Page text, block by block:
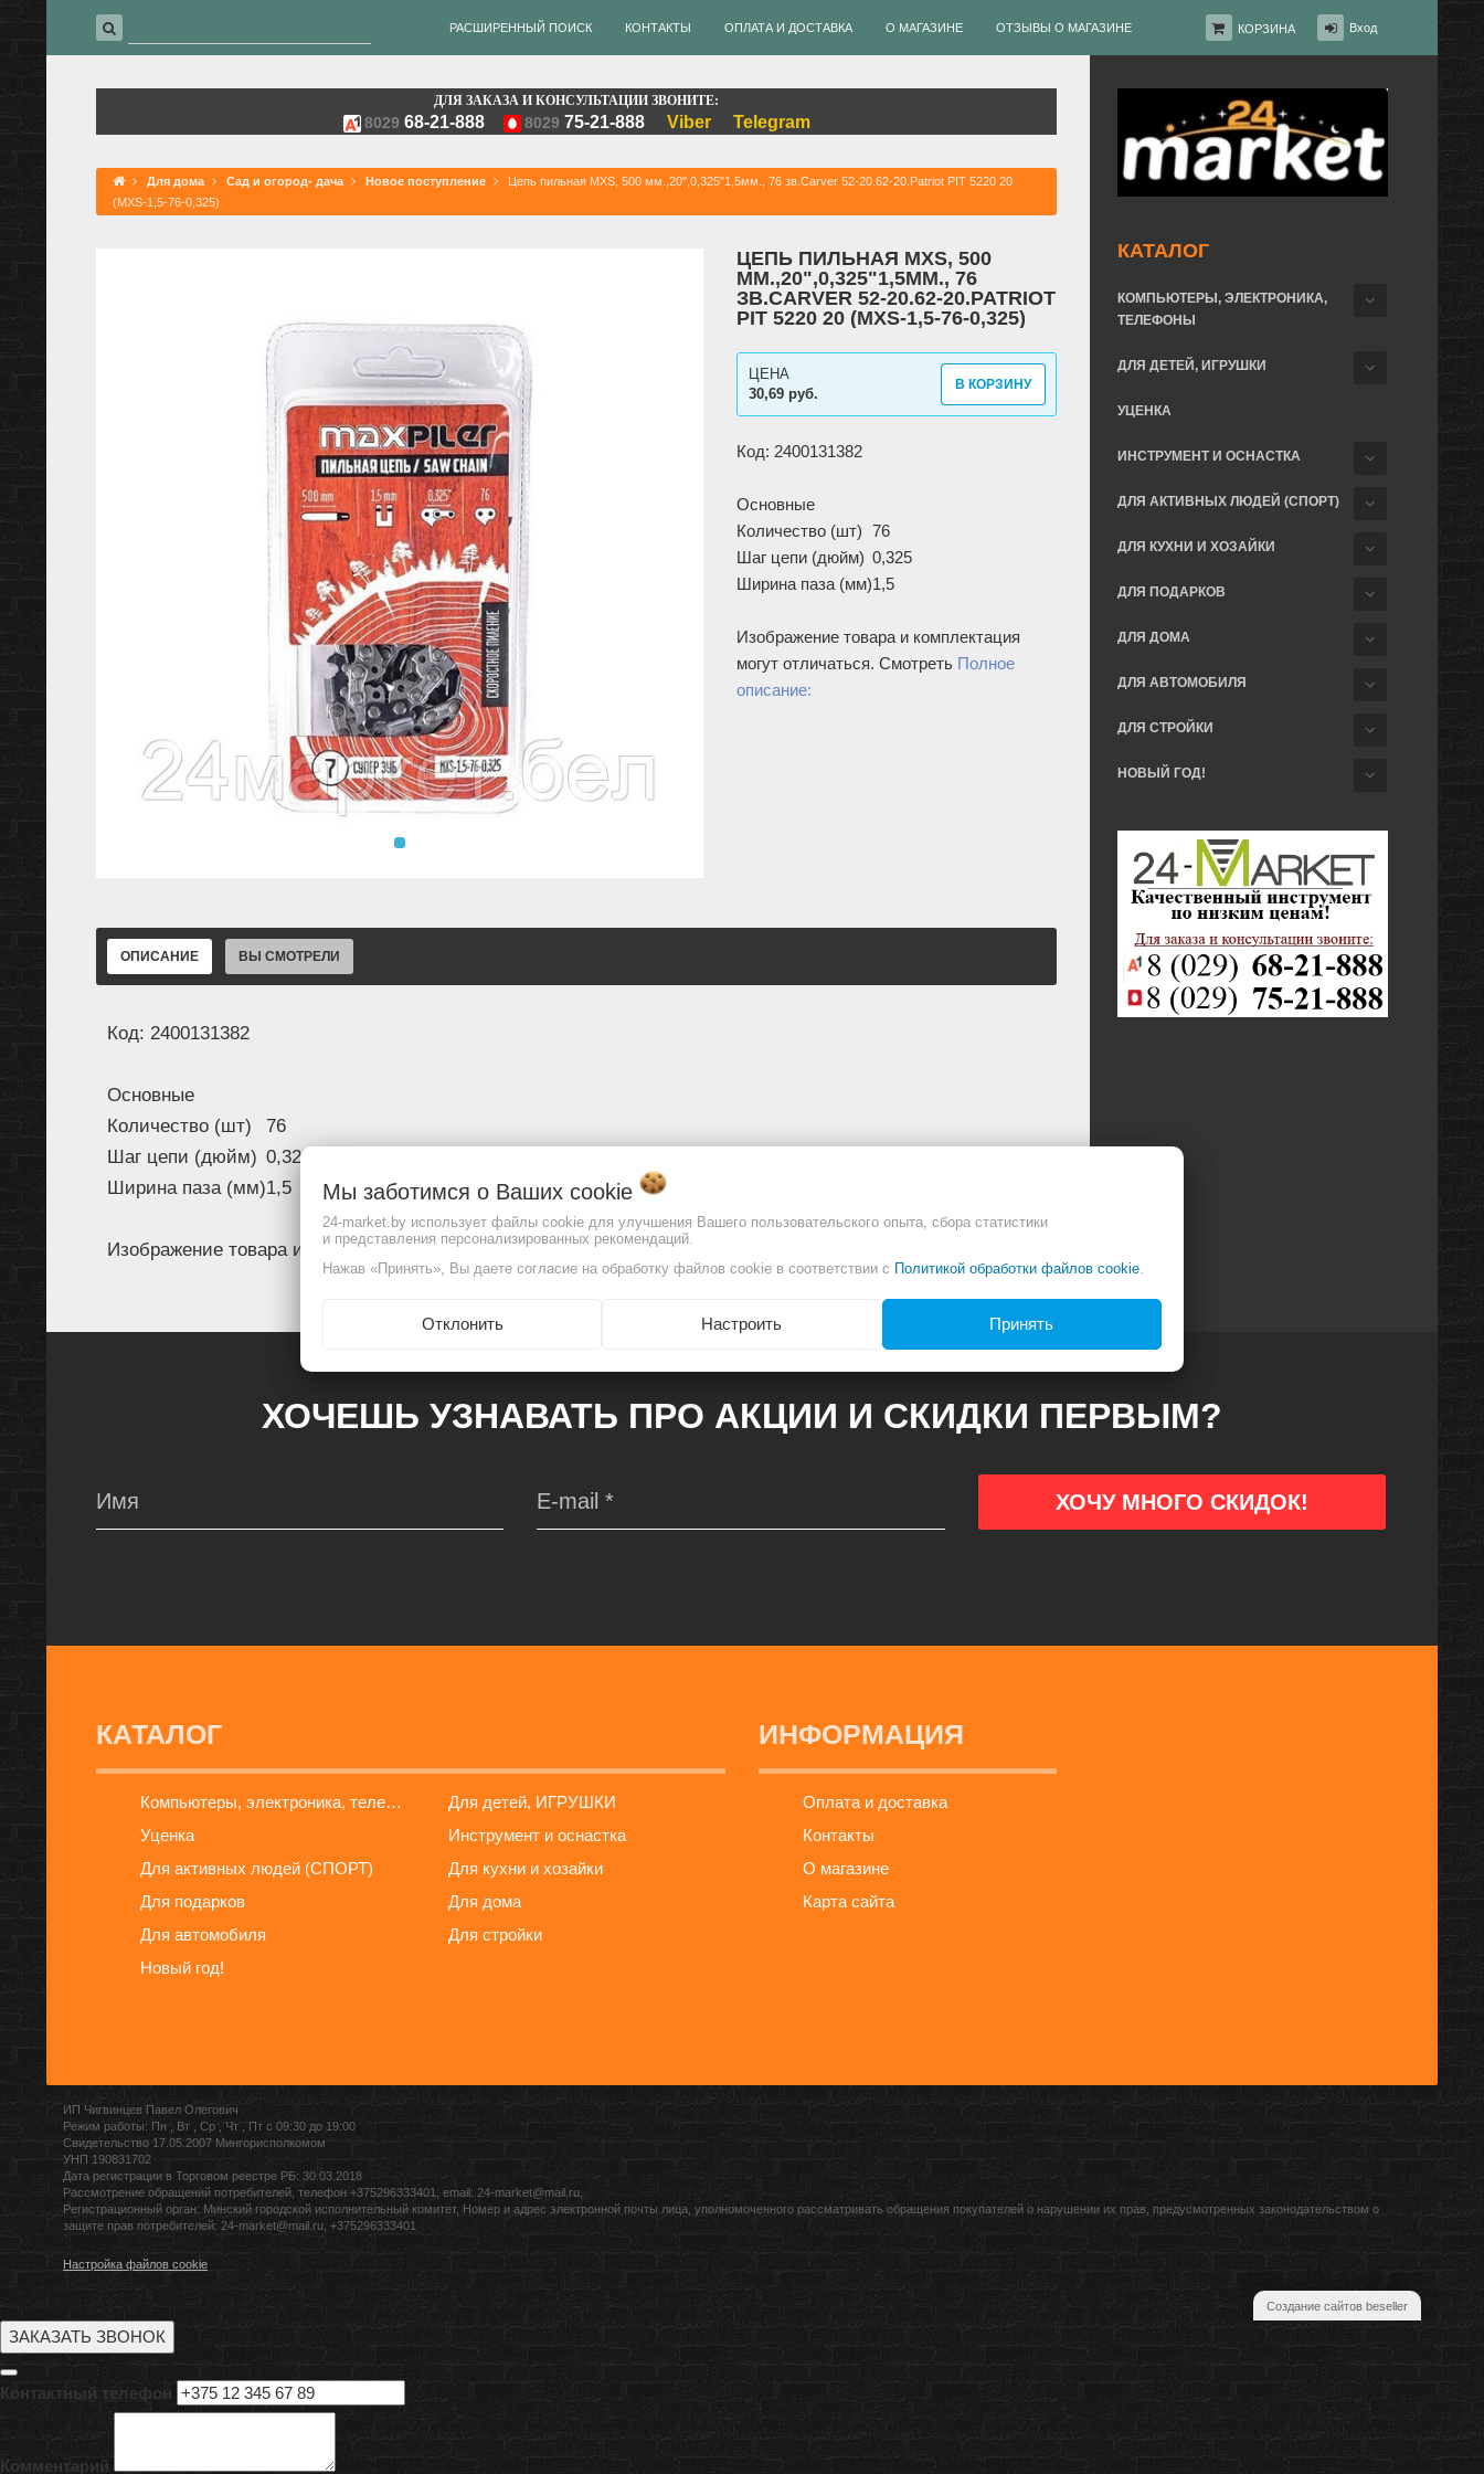
КОРЗИНА Вход
РАСШИРЕННЫЙ ПОИСК КОНТАКТЫ ОПЛАТА И ДОСТАВКА О МАГАЗИНЕ ОТЗЫВЫ О МАГАЗИНЕ
КАТАЛОГ
КОМПЬЮТЕРЫ, ЭЛЕКТРОНИКА,
ТЕЛЕФОНЫ
ДЛЯ ДЕТЕЙ, ИГРУШКИ
УЦЕНКА
ИНСТРУМЕНТ И ОСНАСТКА
ДЛЯ АКТИВНЫХ ЛЮДЕЙ (СПОРТ)
ДЛЯ КУХНИ И ХОЗАЙКИ
ДЛЯ ПОДАРКОВ
ДЛЯ ДОМА
ДЛЯ АВТОМОБИЛЯ
ДЛЯ СТРОЙКИ
НОВЫЙ ГОД!
ДЛЯ ЗАКАЗА И КОНСУЛЬТАЦИИ ЗВОНИТЕ:
8029 68-21-888 8029 75-21-888 Viber Telegram
Для дома Сад и огород- дача Новое поступление
Цепь пильная MXS, 500 мм.,20",0,325"1,5мм., 76 зв.Carver 52-20.62-20.Patriot PIT 5220 20
(MXS-1,5-76-0,325)
ЦЕПЬ ПИЛЬНАЯ MXS, 500
ММ.,20",0,325"1,5ММ., 76
ЗВ.CARVER 52-20.62-20.PATRIOT
PIT 5220 20 (MXS-1,5-76-0,325)
30,69 руб.
ЦЕНА
В КОРЗИНУ
Код: 2400131382
Основные
Количество (шт) 76
Шаг цепи (дюйм) 0,325
Ширина паза (мм)1,5
Изображение товара и комплектация
могут отличаться. Смотреть Полное
описание:
ОПИСАНИЕ ВЫ СМОТРЕЛИ
Код: 2400131382
Основные
Количество (шт)
76
Шаг цепи (дюйм) 0,325
Ширина паза (мм)1,5
Изображение товара и комплектация могут отличаться. СмотретьПолное описание:
ХОЧЕШЬ УЗНАВАТЬ ПРО АКЦИИ И СКИДКИ ПЕРВЫМ?
КАТАЛОГ
Компьютеры, электроника, телефоны
Для детей, ИГРУШКИ
Уценка
Инструмент и оснастка
Для активных людей (СПОРТ)
Для кухни и хозайки
Для подарков
Для дома
Для автомобиля
Для стройки
Новый год!
ИНФОРМАЦИЯ
Оплата и доставка
Контакты
О магазине
Карта сайта
ИП Чигвинцев Павел Олегович
Режим работы: Пн , Вт , Ср , Чт , Пт c 09:30 до 19:00
Свидетельство 17.05.2007 Мингорисполкомом
УНП 190831702
Дата регистрации в Торговом реестре РБ: 30.03.2018
Рассмотрение обращений потребителей, телефон +375296333401, email: 24-market@mail.ru,
Регистрационный орган: Минский городской исполнительный комитет, Номер и адрес электронной почты лица, уполномоченного рассматривать обращения покупателей о нарушении их прав, предусмотренных законодательством о
защите прав потребителей: 24-market@mail.ru, +375296333401
Настройка файлов cookie
Создание сайтов beseller
Мы заботимся о Ваших cookie
24-market.by использует файлы cookie для улучшения Вашего пользовательского опыта, сбора статистики
и представления персонализированных рекомендаций.
Нажав «Принять», Вы даете согласие на обработку файлов cookie в соответствии с Политикой обработки файлов cookie.
Отклонить Настроить Принять
ЗАКАЗАТЬ ЗВОНОК
Контактный телефон
Комментарий